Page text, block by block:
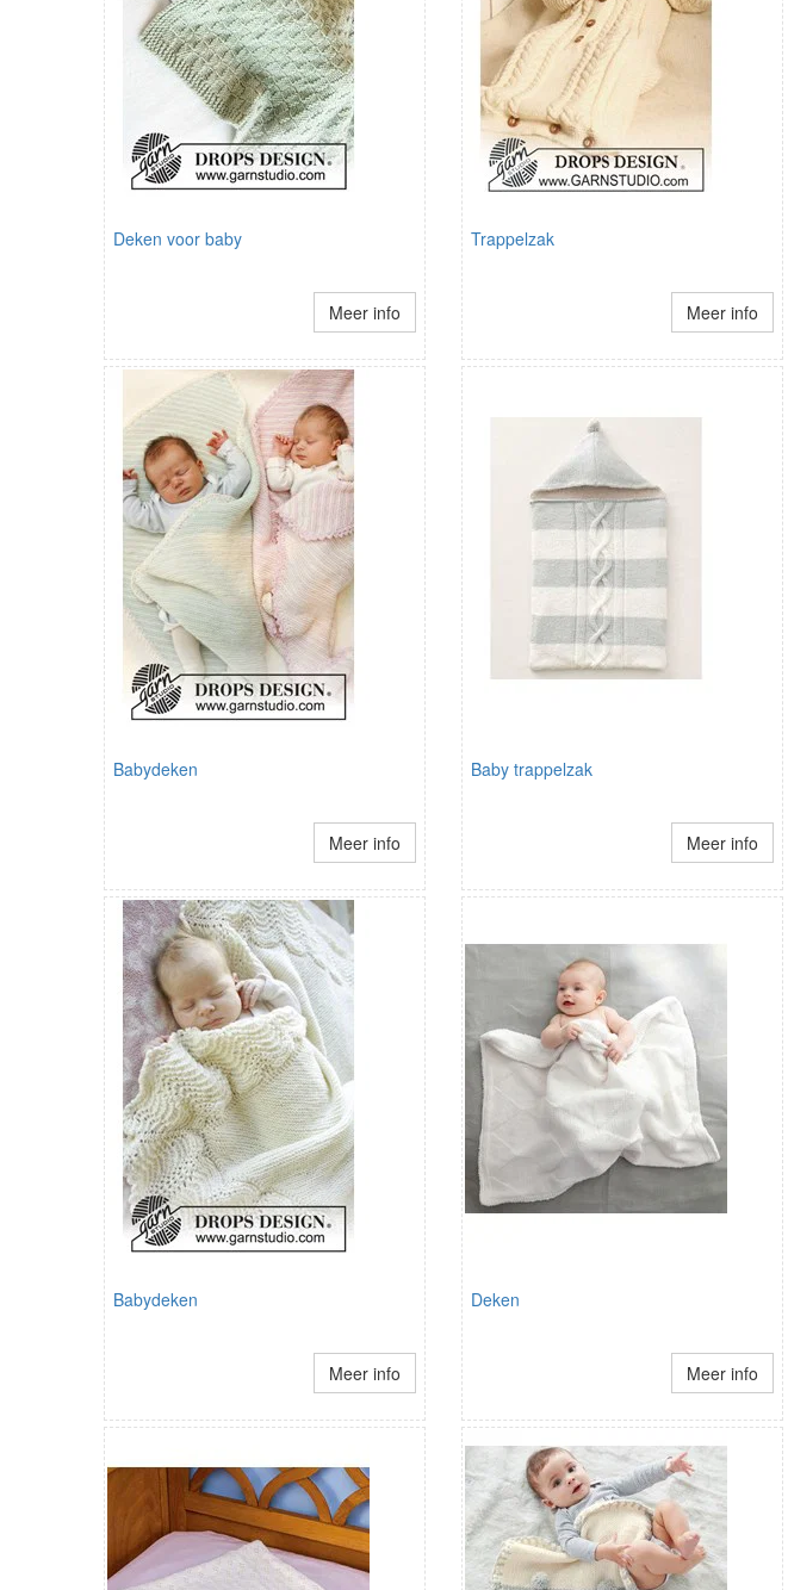
Deken voor baby
Meer info
Trappelzak
Meer info
Babydeken
Meer info
Baby trappelzak
Meer info
Babydeken
Meer info
Deken
Meer info